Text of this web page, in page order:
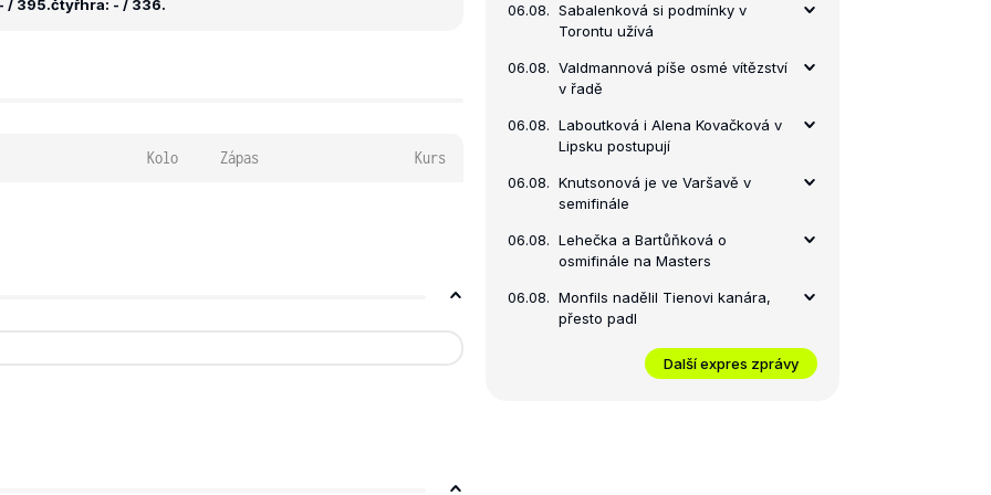
/ 395.čtyřhra: - / 336.
Kolo Zápas Kurs
06.08. Sabalenková si podmínky v
Torontu užívá
06.08. Valdmannová píše osmé vítězství
v řadě
06.08. Laboutková i Alena Kovačková v
Lipsku postupují
06.08. Knutsonová je ve Varšavě v
semifinále
06.08. Lehečka a Bartůňková o
osmifinále na Masters
06.08. Monfils nadělil Tienovi kanára,
přesto padl
Další expres zprávy